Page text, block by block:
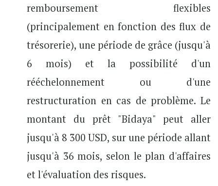
remboursement flexibles
(principalement en fonction des flux de
trésorerie), une période de grâce (jusqu'à
6 mois) et la possibilité d'un
rééchelonnement ou d'une
restructuration en cas de problème. Le
montant du prêt "Bidaya" peut aller
jusqu'à 8 300 USD, sur une période allant
jusqu'à 36 mois, selon le plan d'affaires
et l'évaluation des risques.